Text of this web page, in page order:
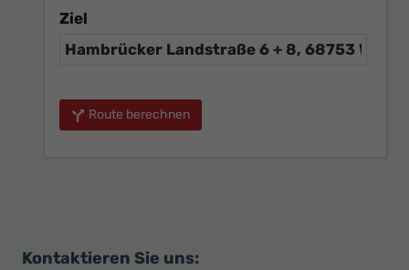
Ziel
Route berechnen
Kontaktieren Sie uns: